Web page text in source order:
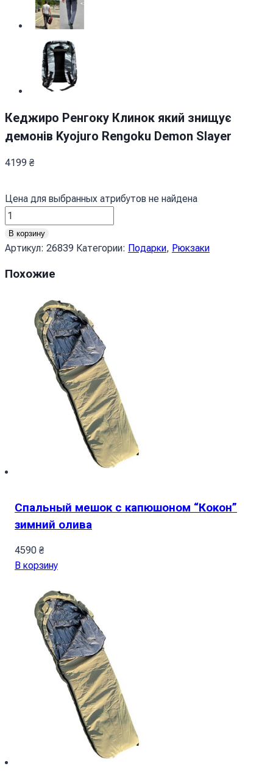
Кеджиро Ренгоку Клинок який знищує
демонів Kyojuro Rengoku Demon Slayer
4199 ₴
Цена для выбранных атрибутов не найдена
Количество
товара
Кеджиро
Клинок
демонів
В корзину
Артикул: 26839 Категории: Подарки, Рюкзаки
Похожие
Спальный мешок с капюшоном “Кокон”
зимний олива
4590 ₴
В корзину